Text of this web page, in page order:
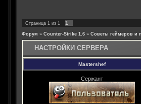
Страница 1 из 1 1
Форум » Counter-Strike 1.6 » Советы геймеров и
НАСТРОЙКИ СЕРВЕРА
Mastershef
Сержант